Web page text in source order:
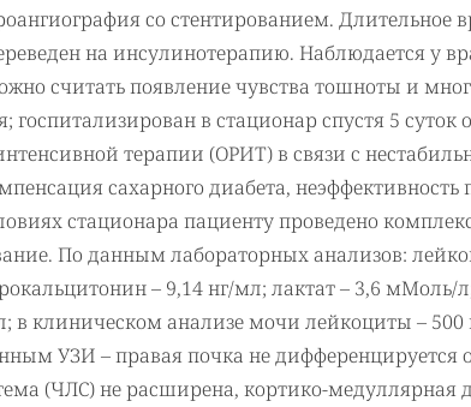
со стентированием. Длительное
на инсулинотерапию. Наблюдается у
считать появление чувства тошноты и
в стационар спустя 5 суток
терапии (ОРИТ) в связи с
сахарного диабета,
стационара пациенту проведено
По данным лабораторных анализов:
– 9,14 нг/мл; лактат – 3,6 мМоль/
в клиническом анализе мочи лейкоциты – 500
УЗИ – правая почка не
(ЧЛС) не расширена, кортико-медуллярная